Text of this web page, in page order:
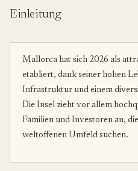
Einleitung
Mallorca hat sich 2026 als
etabliert, dank seiner hohen
Infrastruktur und einem
Die Insel zieht vor allem
Familien und Investoren an,
weltoffenen Umfeld suchen.